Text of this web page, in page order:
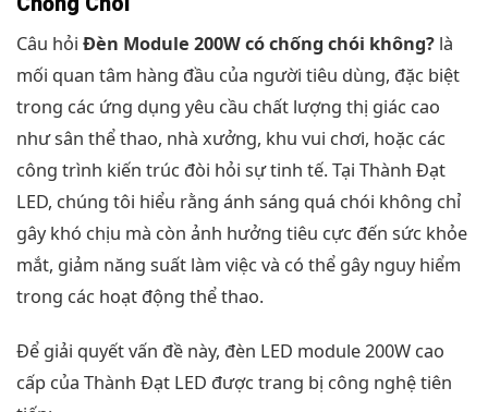
Câu hỏi Đèn Module 200W có chống chói không? là
mối quan tâm hàng đầu của người tiêu dùng, đặc biệt
trong các ứng dụng yêu cầu chất lượng thị giác cao
như sân thể thao, nhà xưởng, khu vui chơi, hoặc các
công trình kiến trúc đòi hỏi sự tinh tế. Tại Thành Đạt
LED, chúng tôi hiểu rằng ánh sáng quá chói không chỉ
gây khó chịu mà còn ảnh hưởng tiêu cực đến sức khỏe
mắt, giảm năng suất làm việc và có thể gây nguy hiểm
trong các hoạt động thể thao.
Để giải quyết vấn đề này, đèn LED module 200W cao
cấp của Thành Đạt LED được trang bị công nghệ tiên